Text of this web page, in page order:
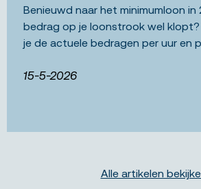
Benieuwd naar het minimumloon
bedrag op je loonstrook wel klopt?
je de actuele bedragen per uur en
15-5-2026
Alle artikelen